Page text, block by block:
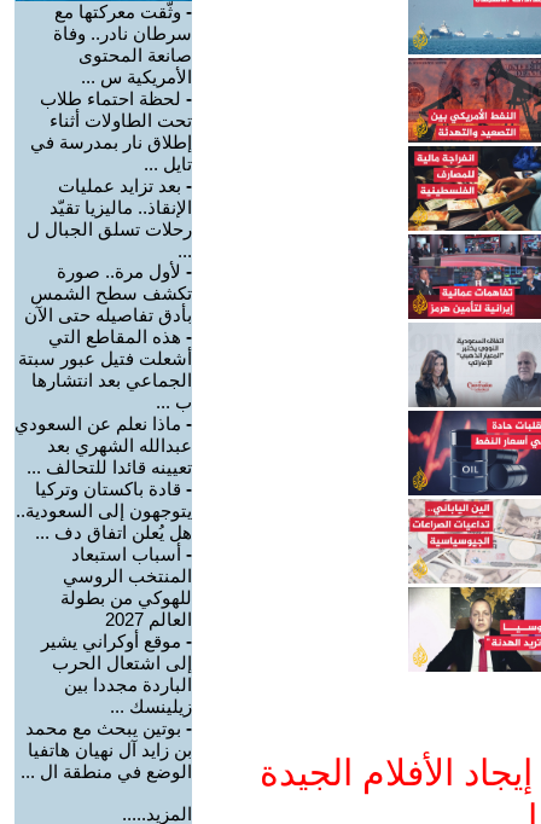
الأفلام الجيدة
- وثّقت معركتها مع
سرطان نادر.. وفاة
صانعة المحتوى
الأمريكية س ...
- لحظة احتماء طلاب
تحت الطاولات أثناء
إطلاق نار بمدرسة في
تايل ...
- بعد تزايد عمليات
الإنقاذ.. ماليزيا تقيّد
رحلات تسلق الجبال ل
...
- لأول مرة.. صورة
تكشف سطح الشمس
بأدق تفاصيله حتى الآن
- هذه المقاطع التي
أشعلت فتيل عبور سبتة
الجماعي بعد انتشارها
ب ...
- ماذا نعلم عن السعودي
عبدالله الشهري بعد
تعيينه قائدا للتحالف ...
- قادة باكستان وتركيا
يتوجهون إلى السعودية..
هل يُعلن اتفاق دف ...
- أسباب استبعاد
المنتخب الروسي
للهوكي من بطولة
العالم 2027
- موقع أوكراني يشير
إلى اشتعال الحرب
الباردة مجددا بين
زيلينسك ...
- بوتين يبحث مع محمد
بن زايد آل نهيان هاتفيا
الوضع في منطقة ال ...
المزيد.....